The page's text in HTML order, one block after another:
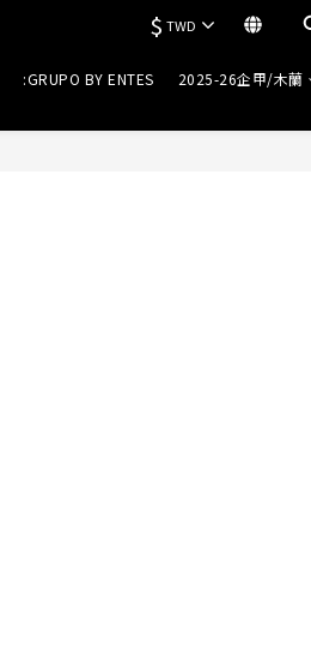
$ TWD
:GRUPO BY ENTES 2025-26企甲/木蘭